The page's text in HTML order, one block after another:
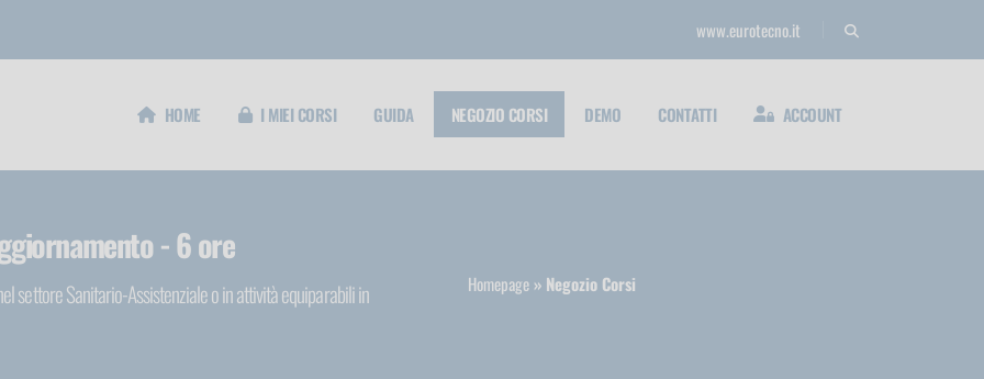
www.eurotecno.it
HOME I MIEI CORSI GUIDA NEGOZIO CORSI DEMO CONTATTI ACCOUNT
- 6 ore
settore Sanitario-Assistenziale o in attività equiparabili in Homepage Negozio Corsi